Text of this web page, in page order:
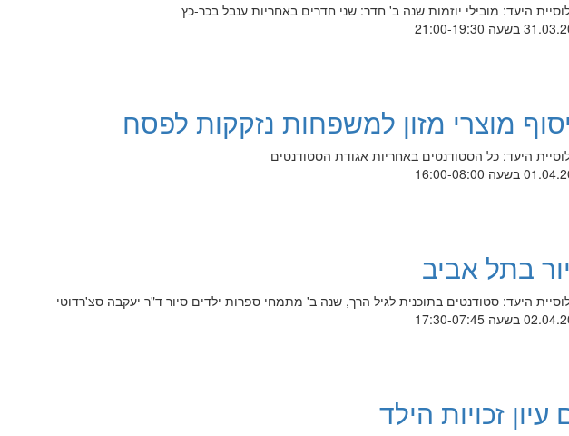
היעד: מובילי יוזמות שנה ב' חדר: שני חדרים באחריות ענבל בכר-כץ
בשעה 21:00-19:30
מוצרי מזון למשפחות נזקקות לפסח
היעד: כל הסטודנטים באחריות אגודת הסטודנטים
בשעה 16:00-08:00
בתל אביב
היעד: סטודנטים בתוכנית לגיל הרך, שנה ב' מתמחי ספרות ילדים סיור ד"ר יעקבה סצ'רדוטי
בשעה 17:30-07:45
עיון זכויות הילד